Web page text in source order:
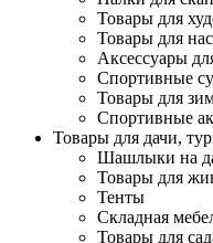
Товары для
Товары для
Аксессуары
Спортивные
Товары для
Спортивные
Товары для дачи,
Шашлыки на
Товары для
Тенты
Складная
Товары для